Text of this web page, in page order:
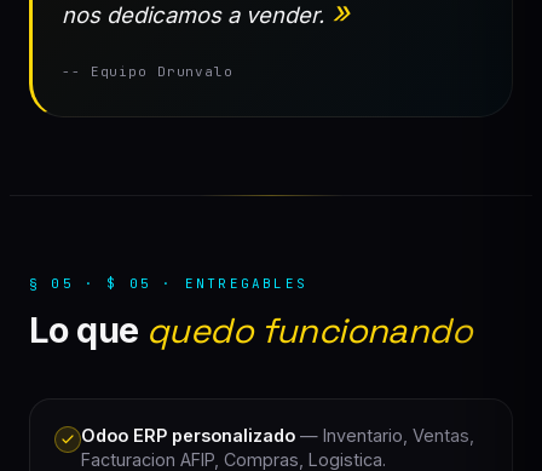
nos dedicamos a vender.
-- Equipo Drunvalo
§ 05 · $ 05 · ENTREGABLES
Lo que quedo funcionando
Odoo ERP personalizado — Inventario, Ventas,
Facturacion AFIP, Compras, Logistica.